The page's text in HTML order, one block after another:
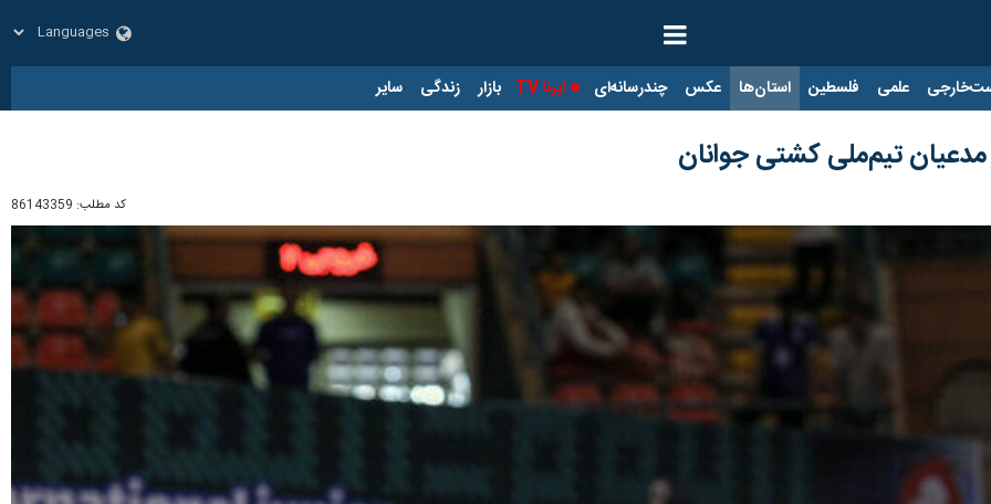
علمی فلسطین استان‌ها عکس چندرسانه‌ای ایرنا TV بازار زندگی سایر
مدعیان تیم‌ملی کشتی جوانان
کد مطلب: 86143359